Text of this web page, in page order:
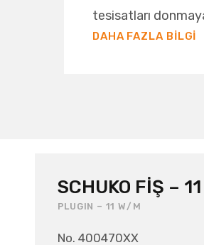
tesisatları
DAHA FAZLA BILGI
SCHUKO FIŞ –
PLUGIN – 11 W/M
No. 400470XX